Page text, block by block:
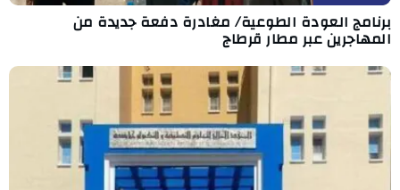
برنامج العودة الطوعية/ مغادرة دفعة جديدة من
المهاجرين عبر مطار قرطاج